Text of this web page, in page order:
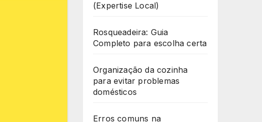
(Expertise Local)
Rosqueadeira: Guia
Completo para escolha certa
Organização da cozinha
para evitar problemas
domésticos
Erros comuns na